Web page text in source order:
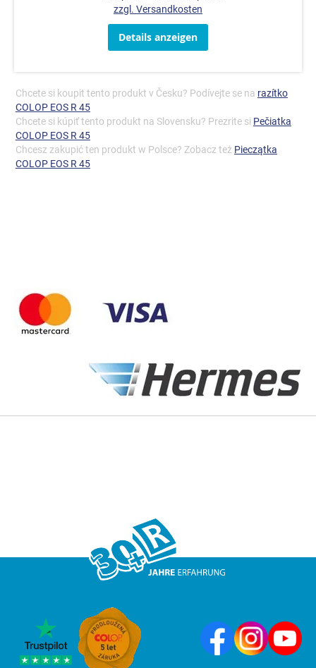
zzgl. Versandkosten
Details anzeigen
Chcete si koupit tento produkt v Česku? Podívejte se na razítko
COLOP EOS R 45
Chcete si kúpiť tento produkt na Slovensku? Prezrite si Pečiatka
COLOP EOS R 45
Chcesz zakupić ten produkt w Polsce? Zobacz też Pieczątka
COLOP EOS R 45